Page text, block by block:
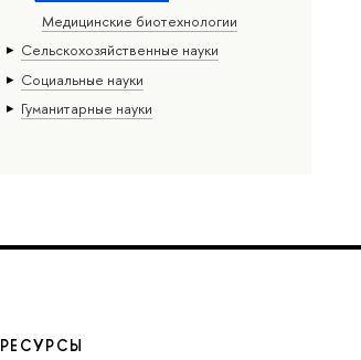
Медицинские биотехнологии
Сельскохозяйственные науки
Социальные науки
Гуманитарные науки
РЕСУРСЫ